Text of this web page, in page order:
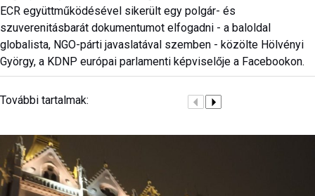
ECR együttműködésével sikerült egy polgár- és
szuverenitásbarát dokumentumot elfogadni - a baloldal
globalista, NGO-párti javaslatával szemben - közölte Hölvényi
György, a KDNP európai parlamenti képviselője a Facebookon.
További tartalmak: